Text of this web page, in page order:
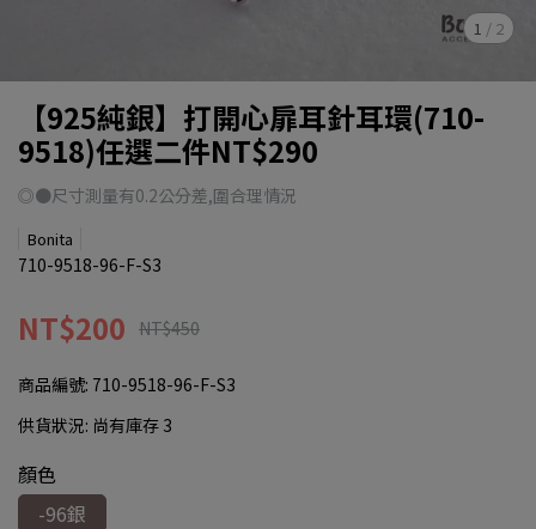
1 / 2
【925純銀】打開心扉耳針耳環(710-
9518)任選二件NT$290
◎●尺寸測量有0.2公分差,圍合理情況
Bonita
710-9518-96-F-S3
NT$200 NT$450
商品編號: 710-9518-96-F-S3
供貨狀況: 尚有庫存 3
顏色
-96銀